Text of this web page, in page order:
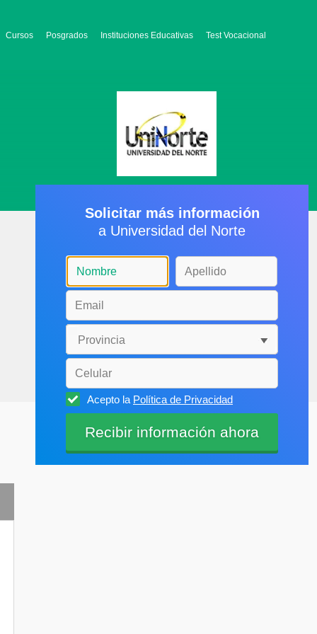
Cursos Posgrados Instituciones Educativas Test Vocacional
Solicitar más información
a Universidad del Norte
Acepto la Política de Privacidad